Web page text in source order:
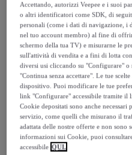
Apriscatole elettrico
Modello: Apriscatole
acciaio.
16,99 €
29,99 €
-43%
Venduto da
Accettando, autorizzi Veepee e i suoi
o altri identificatori come SDK, di
personali (come i dati di navigazione,
nel tuo account membro) al fine di
schermo della tua TV) e misurarne le
sull'attività di vendita e a fini di lotta
diversi usi cliccando su "Configurare"
"Continua senza accettare". Le tue
dispositivo. Puoi modificare le tue
link "Configurare" accessibile tramite
Cookie depositati sono anche
servizio, come quelli che misurano il
adattata delle nostre offerte e non sono
informazioni sui Cookie, puoi
accessibile QUI.